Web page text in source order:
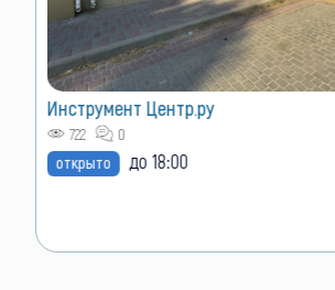
Инструмент Центр.ру
722
0
открыто
до 18:00